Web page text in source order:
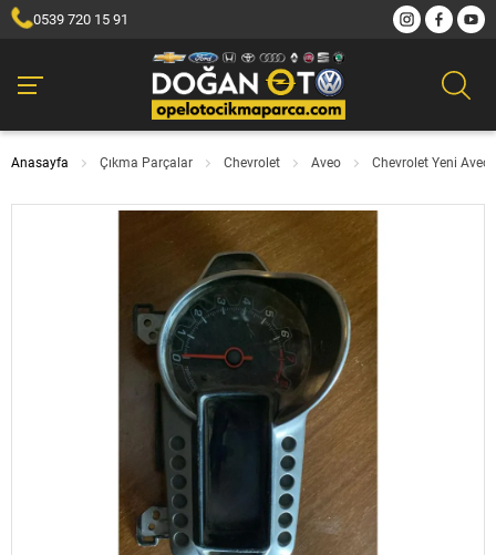
0539 720 15 91
Anasayfa Çıkma Parçalar Chevrolet Aveo Chevrolet Yeni